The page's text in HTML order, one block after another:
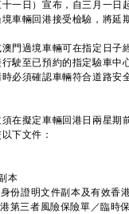
日）宣布，自三月一日
車輛回港接受檢驗，將延
過境車輛可在指定日子
駛至已預約的指定驗車中
必須確認車輛符合道路安
擬定車輛回港日兩星期
下文件：
本
份證明文件副本及有效香
第三者風險保險單／臨時